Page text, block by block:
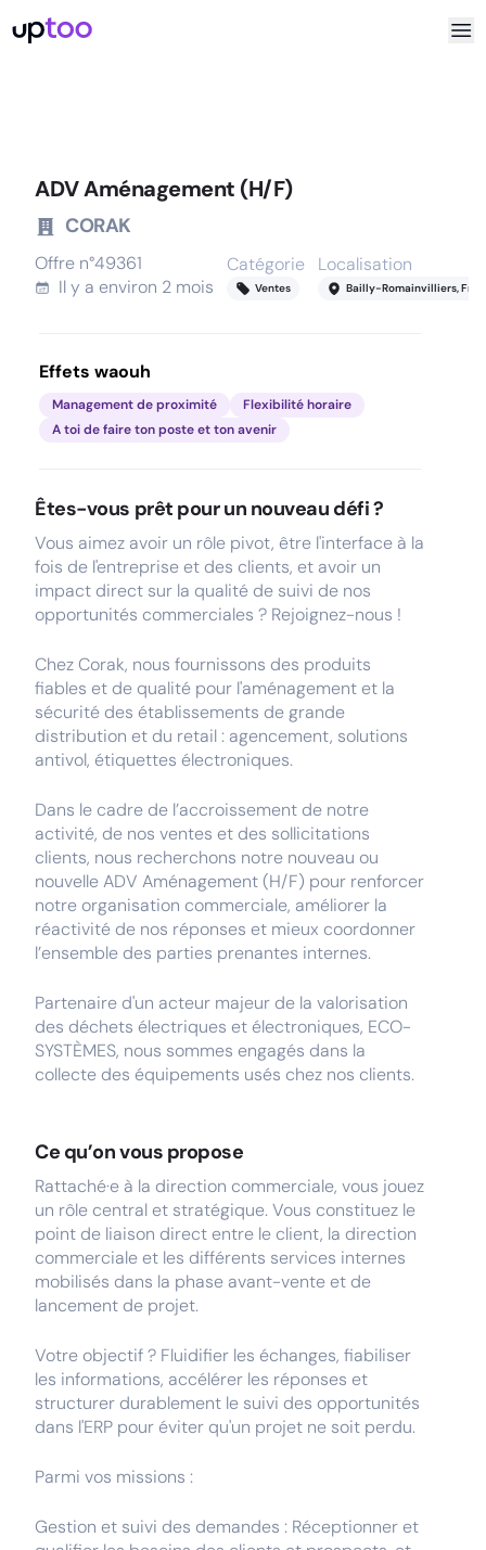
ADV Aménagement (H/F)
CORAK
Offre n°49361
Il y a environ 2 mois
Catégorie
Ventes
Localisation
Bailly-Romainvilliers,
Effets waouh
Management de proximité
Flexibilité horaire
A toi de faire ton poste et ton avenir
Êtes-vous prêt pour un nouveau défi ?
Vous aimez avoir un rôle pivot, être l'interface à la
fois de l'entreprise et des clients, et avoir un
impact direct sur la qualité de suivi de nos
opportunités commerciales ? Rejoignez-nous !
Chez Corak, nous fournissons des produits
fiables et de qualité pour l'aménagement et la
sécurité des établissements de grande
distribution et du retail : agencement, solutions
antivol, étiquettes électroniques.
Dans le cadre de l’accroissement de notre
activité, de nos ventes et des sollicitations
clients, nous recherchons notre nouveau ou
nouvelle ADV Aménagement (H/F) pour renforcer
notre organisation commerciale, améliorer la
réactivité de nos réponses et mieux coordonner
l’ensemble des parties prenantes internes.
Partenaire d'un acteur majeur de la valorisation
des déchets électriques et électroniques, ECO-
SYSTÈMES, nous sommes engagés dans la
collecte des équipements usés chez nos clients.
Ce qu’on vous propose
Rattaché·e à la direction commerciale, vous jouez
un rôle central et stratégique. Vous constituez le
point de liaison direct entre le client, la direction
commerciale et les différents services internes
mobilisés dans la phase avant-vente et de
lancement de projet.
Votre objectif ? Fluidifier les échanges, fiabiliser
les informations, accélérer les réponses et
structurer durablement le suivi des opportunités
dans l'ERP pour éviter qu'un projet ne soit perdu.
Parmi vos missions :
Gestion et suivi des demandes : Réceptionner et